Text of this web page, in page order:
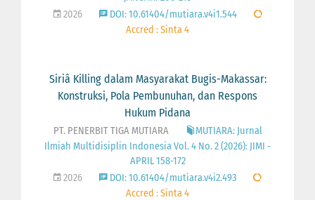
2026
DOI: 10.61404/mutiara.v4i1.544
Accred : Sinta 4
Siriâ Killing dalam Masyarakat Bugis-Makassar:
Konstruksi, Pola Pembunuhan, dan Respons
Hukum Pidana
PT. PENERBIT TIGA MUTIARA
MUTIARA: Jurnal
Ilmiah Multidisiplin Indonesia Vol. 4 No. 2 (2026): JIMI -
APRIL 158-172
2026
DOI: 10.61404/mutiara.v4i2.493
Accred : Sinta 4